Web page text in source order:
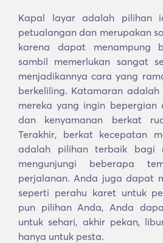
Kapal layar adalah pilihan
petualangan dan merupakan
karena dapat menampung
sambil memerlukan sangat
menjadikannya cara yang
berkeliling. Katamaran
mereka yang ingin bepergian
dan kenyamanan berkat
Terakhir, berkat kecepatan
adalah pilihan terbaik bagi
mengunjungi beberapa
perjalanan. Anda juga dapat
seperti perahu karet untuk
pun pilihan Anda, Anda
untuk sehari, akhir pekan,
hanya untuk pesta.